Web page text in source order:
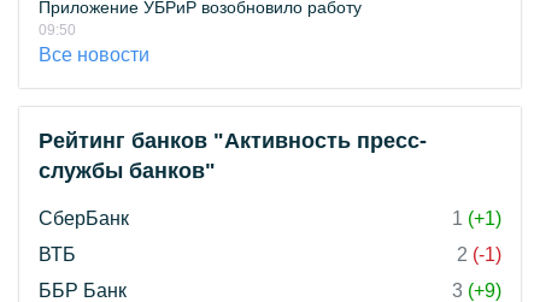
Приложение УБРиР возобновило работу
09:50
Все новости
Рейтинг банков "Активность пресс-
службы банков"
СберБанк 1 (+1)
ВТБ
2 (-1)
ББР Банк
3 (+9)